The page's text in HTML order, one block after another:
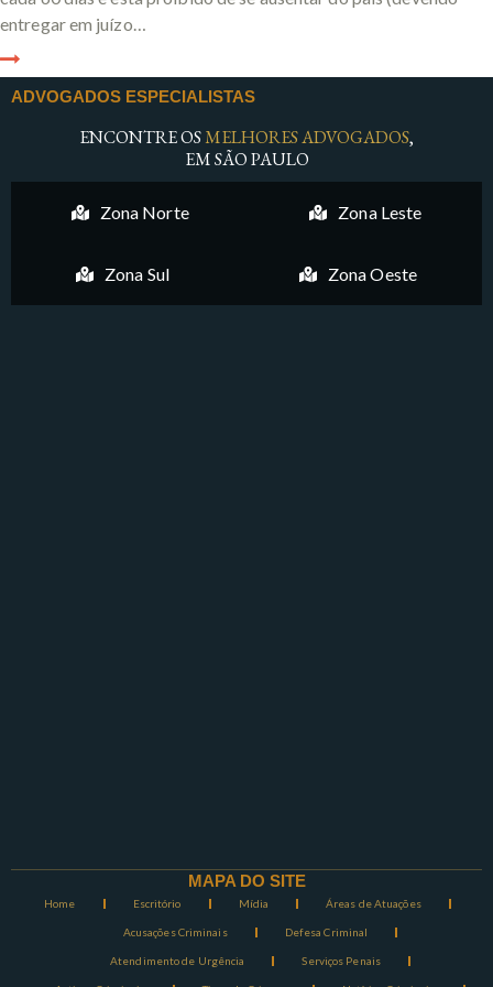
entregar em juízo…
ADVOGADOS ESPECIALISTAS
ENCONTRE OSMELHORES ADVOGADOS,
EM SÃO PAULO
Zona Norte Zona Leste
Zona Sul Zona Oeste
MAPA DO SITE
Home Escritório Mídia Áreas de Atuações
Acusações Criminais Defesa Criminal
Atendimento de Urgência Serviços Penais